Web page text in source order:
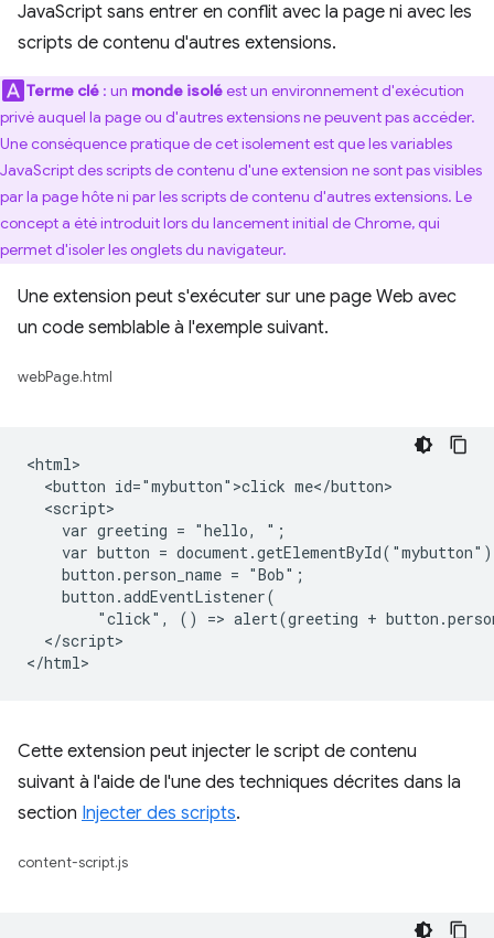
JavaScript sans entrer en conflit avec la page ni avec les
scripts de contenu d'autres extensions.
Terme clé : un monde isoléest un environnement d'exécution
privé auquel la page ou d'autres extensions ne peuvent pas accéder.
Une conséquence pratique de cet isolement est que les variables
JavaScript des scripts de contenu d'une extension ne sont pas visibles
par la page hôte ni par les scripts de contenu d'autres extensions. Le
concept a été introduit lors du lancement initial de Chrome, qui
permet d'isoler les onglets du navigateur.
Une extension peut s'exécuter sur une page Web avec
un code semblable à l'exemple suivant.
webPage.html
<html>
  <button id="mybutton">click me</button>
  <script>
    var greeting = "hello, ";
var button =
    button.person_name = "Bob";
    button.addEventListener(
"click", () => alert(greeting +
  </script>
Cette extension peut injecter le script de contenu
suivant à l'aide de l'une des techniques décrites dans la
section Injecter des scripts.
content-script.js